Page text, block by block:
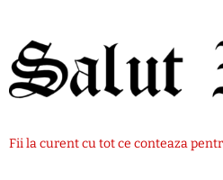
Fii la curent cu tot ce conteaza